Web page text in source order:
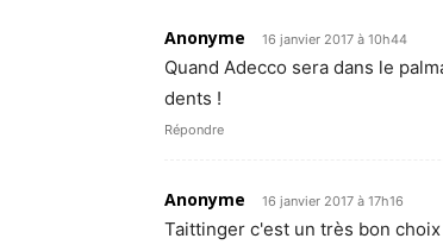
Anonyme 16 janvier 2017 à 10h44
Quand Adecco sera dans le
dents !
Répondre
Anonyme 16 janvier 2017 à 17h16
Taittinger c'est un très bon choix